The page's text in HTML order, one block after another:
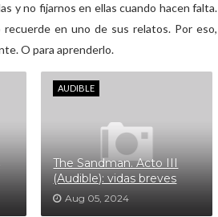
y no fijarnos en ellas cuando hacen falta.
recuerde en uno de sus relatos. Por eso,
O para aprenderlo.
AUDIBLE
The Sandman. Acto III
(Audible): vidas breves
Aug 05, 2024